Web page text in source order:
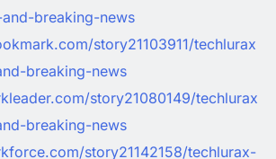
breaking-news
story21103911/techlurax
breaking-news
story21080149/techlurax
breaking-news
story21142158/techlurax-